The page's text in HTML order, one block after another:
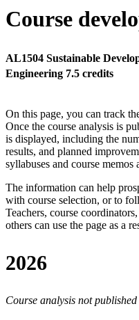
Course
AL1504 Sustainable
Engineering 7.5 credits
On this page, you can track
Once the course analysis is
is displayed, including the
results, and planned
syllabuses and course memos
The information can help
with course selection, or to
Teachers, course
others can use the page as a
2026
Course analysis not published